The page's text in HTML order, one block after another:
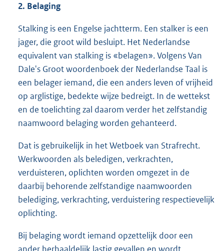
2. Belaging
Stalking is een Engelse jachtterm. Een stalker is een
jager, die groot wild besluipt. Het Nederlandse
equivalent van stalking is «belagen». Volgens Van
Dale's Groot woordenboek der Nederlandse Taal is
een belager iemand, die een anders leven of vrijheid
op arglistige, bedekte wijze bedreigt. In de wettekst
en de toelichting zal daarom verder het zelfstandig
naamwoord belaging worden gehanteerd.
Dat is gebruikelijk in het Wetboek van Strafrecht.
Werkwoorden als beledigen, verkrachten,
verduisteren, oplichten worden omgezet in de
daarbij behorende zelfstandige naamwoorden
belediging, verkrachting, verduistering respectievelijk
oplichting.
Bij belaging wordt iemand opzettelijk door een